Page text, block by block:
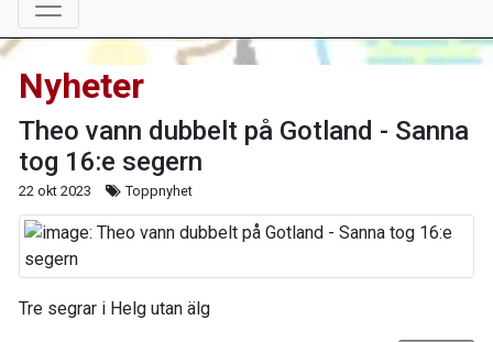
Nyheter
Theo vann dubbelt på Gotland - Sanna
tog 16:e segern
22 okt 2023 Toppnyhet
Tre segrar i Helg utan älg